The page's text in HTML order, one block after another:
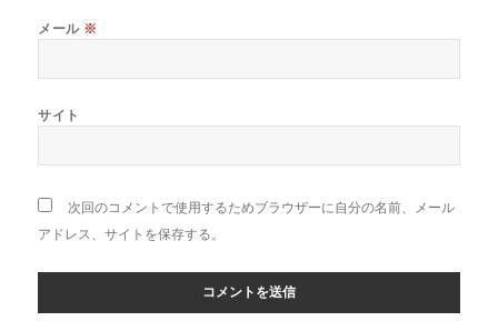
メール ※
サイト
次回のコメントで使用するためブラウザーに自分の名前、メール
アドレス、サイトを保存する。